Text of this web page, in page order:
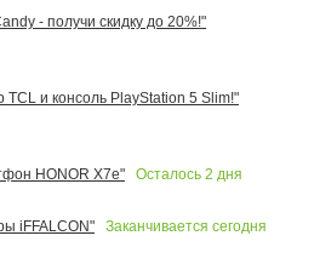
- получи скидку до 20%!"
и консоль PlayStation 5 Slim!"
HONOR X7e"
Осталось 2 дня
iFFALCON"
Заканчивается сегодня